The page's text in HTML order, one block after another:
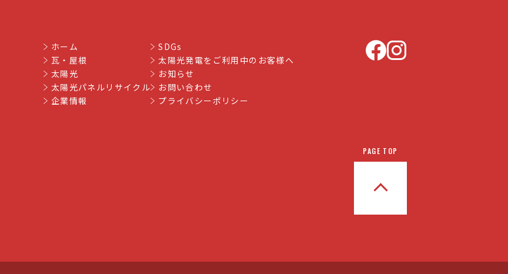
ホーム
瓦・屋根
太陽光
太陽光パネルリサイクル
企業情報
SDGs
太陽光発電をご利用中のお客様へ
お知らせ
お問い合わせ
プライバシーポリシー
PAGE TOP